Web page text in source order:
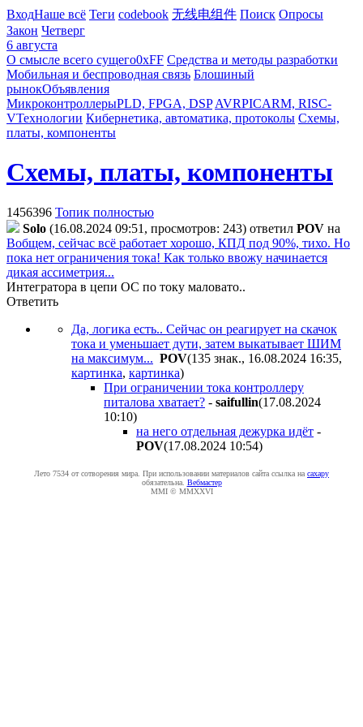
ВходНаше всё Теги codebook 无线电组件 Поиск Опросы
Закон Четверг
6 августа
О смысле всего сущего0xFF Средства и методы разработки
Мобильная и беспроводная связь Блошиный
рынокОбъявления
МикроконтроллерыPLD, FPGA, DSP AVRPICARM, RISC-
VТехнологии Кибернетика, автоматика, протоколы Схемы,
платы, компоненты
Схемы, платы, компоненты
1456396 Топик полностью
Solo (16.08.2024 09:51, просмотров: 243) ответил POV на
Вобщем, сейчас всё работает хорошо, КПД под 90%, тихо. Но
пока нет ограничения тока! Как только ввожу начинается
дикая ассиметрия...
Интегратора в цепи ОС по току маловато..
Ответить
Да, логика есть.. Сейчас он реагирует на скачок
тока и уменьшает дути, затем выкатывает ШИМ
на максимум... POV(135 знак., 16.08.2024 16:35,
картинка, картинка)
При ограничении тока контроллеру
питалова хватает? - saifullin(17.08.2024
10:10)
на него отдельная дежурка идёт -
POV(17.08.2024 10:54)
Лето 7534 от сотворения мира. При использовании материалов сайта ссылка на caxapу
обязательна. Вебмастер
MMI © MMXXVI